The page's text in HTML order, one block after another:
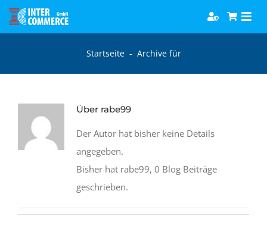
Zum
Inhalt
Bücher
Startseite- Archive für
Über rabe99
Der Autor hat bisher keine Details
angegeben.
Bisher hat rabe99, 0 Blog Beiträge
geschrieben.